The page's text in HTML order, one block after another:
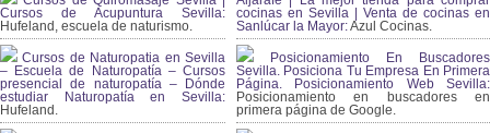
Cursos de Acupuntura Sevilla:
Hufeland, escuela de naturismo.
Cursos de Naturopatia en Sevilla
– Escuela de Naturopatía – Cursos
presencial de naturopatía – Dónde
estudiar Naturopatía en Sevilla:
Hufeland.
cocinas en Sevilla | Venta de cocinas en
Sanlúcar la Mayor:Azul Cocinas.
Posicionamiento En Buscadores
Sevilla. Posiciona Tu Empresa En Primera
Página. Posicionamiento Web Sevilla:
Posicionamiento en buscadores en
primera página de Google.